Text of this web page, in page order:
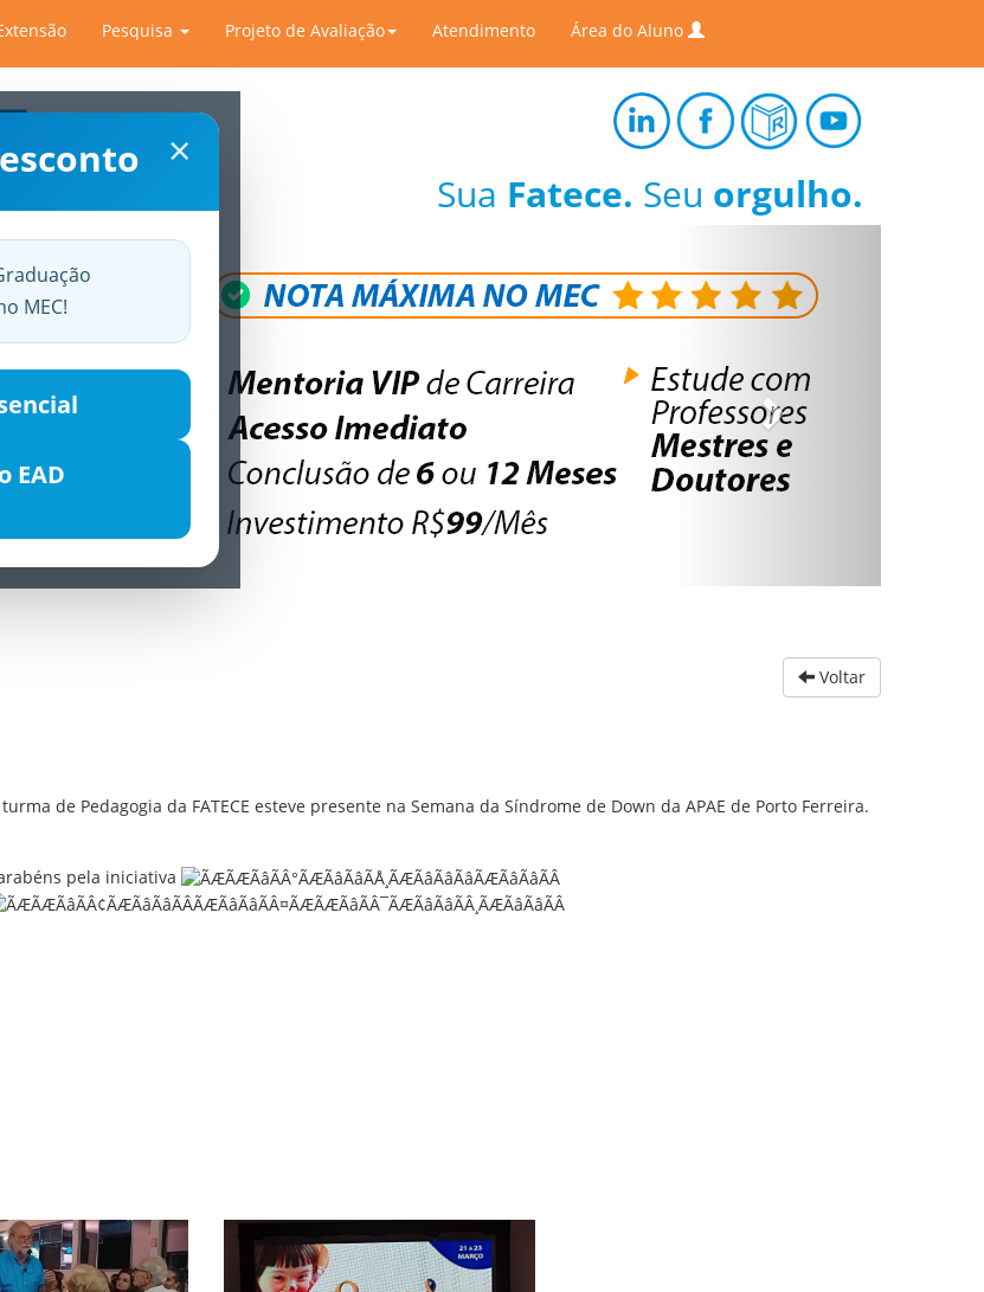
Pesquisa Projeto de Avaliação Atendimento Área do Aluno
×
MEC!
EAD
Sua Fatece. Seu orgulho.
Voltar
de Pedagogia da FATECE esteve presente na Semana da Síndrome de Down da APAE de Porto Ferreira.
pela iniciativa